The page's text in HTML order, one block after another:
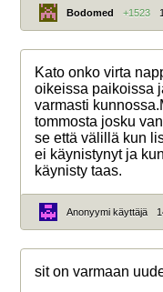
Bodomed +1523
Kato onko virta
oikeissa paikoissa
varmasti
tommosta josku
se että välillä kun
ei käynistynyt ja
käynisty taas.
Anonyymi käyttäjä
sit on varmaan